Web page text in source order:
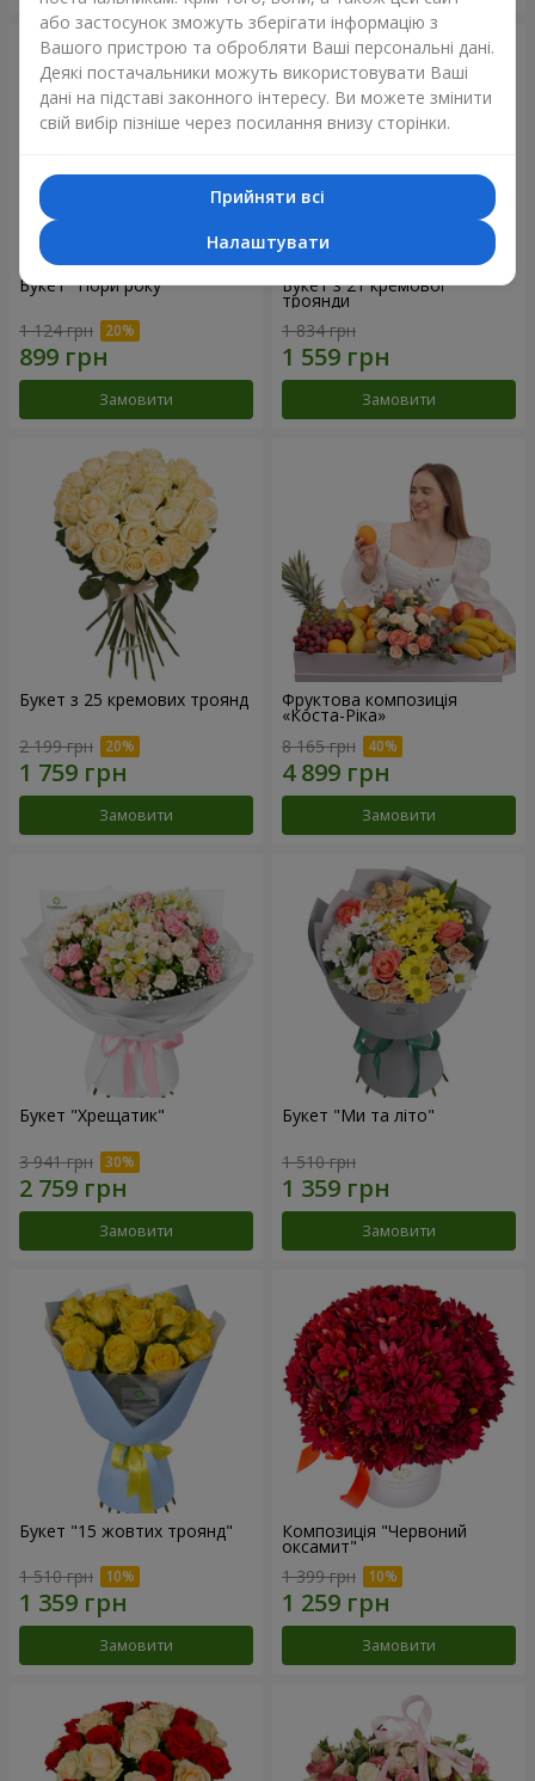
Букет "Пори року"
1 124 грн
Замовити
Букет з 21 кремової
троянди
1 834 грн
Замовити
Букет з 25 кремових троянд
2 199 грн
Замовити
Фруктова композиція
«Коста-Ріка»
8 165 грн
Замовити
Букет "Хрещатик"
3 941 грн
Замовити
Букет "Ми та літо"
1 510 грн
Замовити
Букет "15 жовтих троянд"
1 510 грн
Замовити
Композиція "Червоний
оксамит"
1 399 грн
Замовити
або застосунок зможуть зберігати інформацію з
Вашого пристрою та обробляти Ваші персональні дані.
Деякі постачальники можуть використовувати Ваші
дані на підставі законного інтересу. Ви можете змінити
свій вибір пізніше через посилання внизу сторінки.
Прийняти всі
Налаштувати